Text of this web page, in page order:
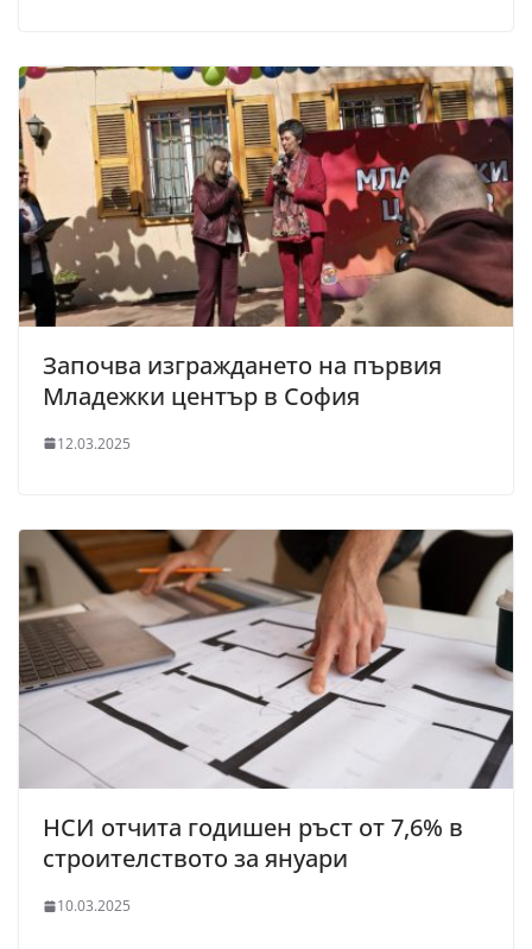
Започва изграждането на първия
Младежки център в София
12.03.2025
НСИ отчита годишен ръст от 7,6% в
строителството за януари
10.03.2025